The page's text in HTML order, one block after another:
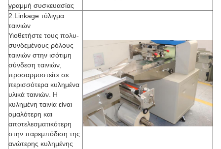
γραμμή συσκευασίας
2.Linkage τύλιγμα
ταινιών
Υιοθετήστε τους πολυ-
συνδεμένους ρόλους
ταινιών στην ισότιμη
σύνδεση ταινιών,
προσαρμοστείτε σε
περισσότερα κυλημένα
υλικά ταινιών. Η
κυλημένη ταινία είναι
ομαλότερη και
αποτελεσματικότερη
στην παρεμπόδιση της
ανώτερης κυλημένης